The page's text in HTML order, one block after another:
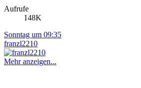
Aufrufe
148K
Sonntag um 09:35
franzl2210
Mehr anzeigen...